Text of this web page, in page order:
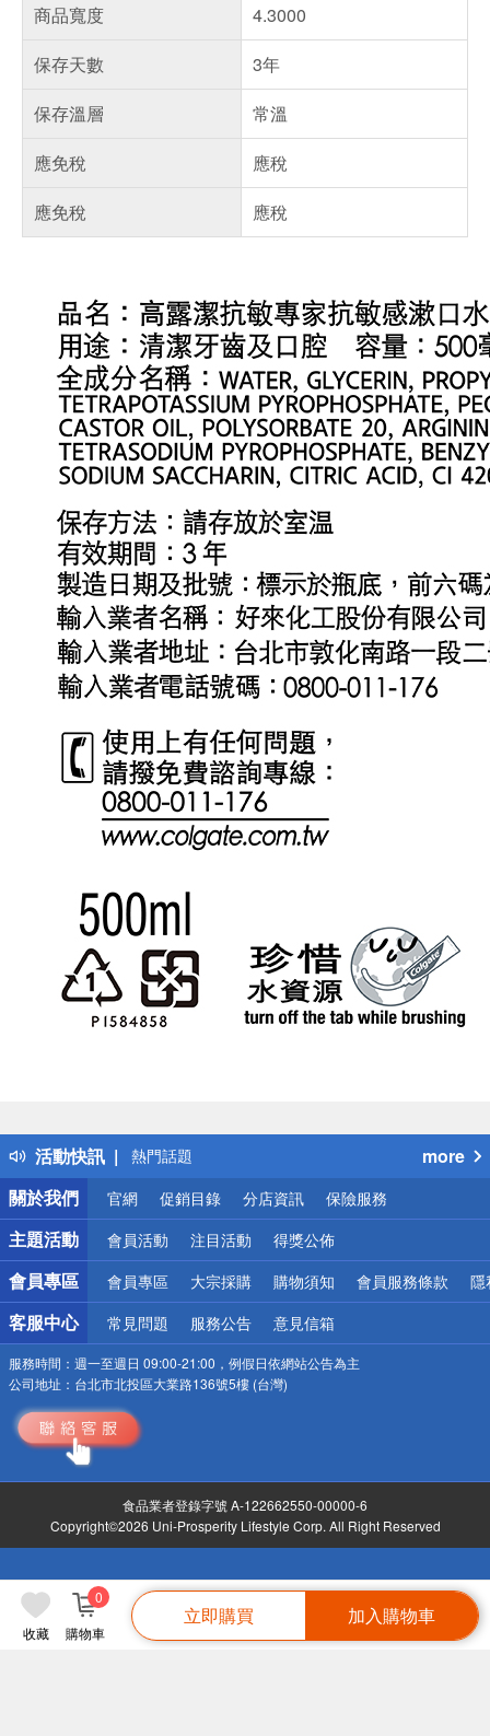
收藏 購物車
0
立即購買 加入購物車
商品寬度
4.3000
保存天數
3年
保存溫層
常溫
應免稅
應稅
應免稅
應稅
活動快訊
得獎公告
熱門話題
銀行優惠
偏遠地區配送
詐騙網頁！請小心！
more
關於我們
官網 促銷目錄 分店資訊 保險服務
主題活動 會員活動 注目活動 得獎公佈
會員專區 會員專區 大宗採購 購物須知 會員服務條款 隱
客服中心 常見問題 服務公告 意見信箱
服務時間： 週一至週日 09:00-21:00，例假日依網站公告為主
公司地址： 台北市北投區大業路136號5樓 (台灣)
食品業者登錄字號 A-122662550-00000-6
Copyright©2026 Uni-Prosperity Lifestyle Corp. All Right Reserved